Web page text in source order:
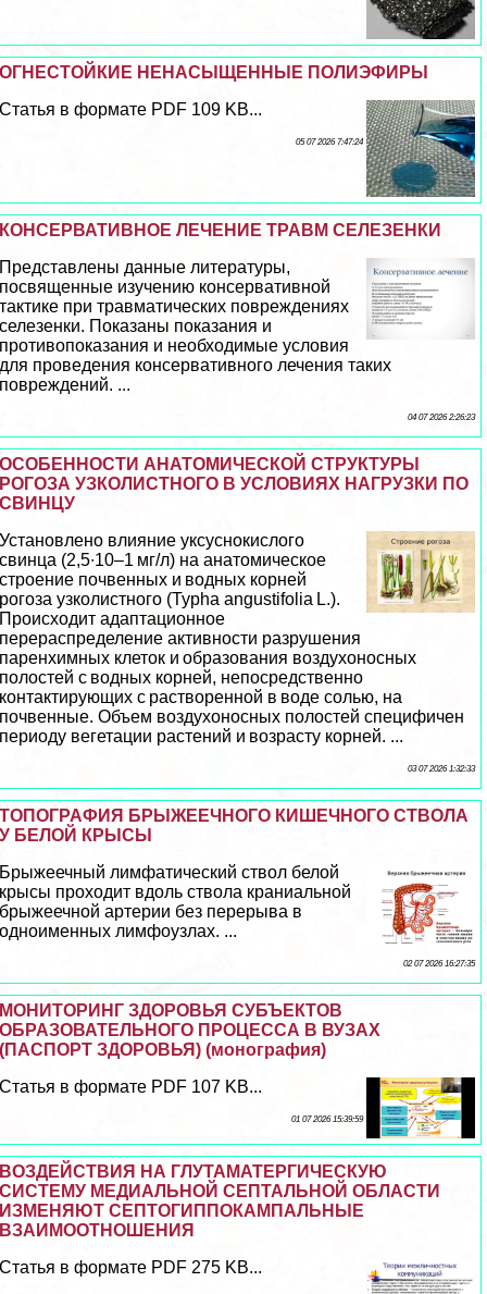
ОГНЕСТОЙКИЕ НЕНАСЫЩЕННЫЕ ПОЛИЭФИРЫ
Статья в формате PDF 109 KB...
05 07 2026 7:47:24
КОНСЕРВАТИВНОЕ ЛЕЧЕНИЕ ТРАВМ СЕЛЕЗЕНКИ
Представлены данные литературы,
посвященные изучению консервативной
тактике при травматических повреждениях
селезенки. Показаны показания и
противопоказания и необходимые условия
для проведения консервативного лечения таких
повреждений. ...
04 07 2026 2:26:23
ОСОБЕННОСТИ АНАТОМИЧЕСКОЙ СТРУКТУРЫ
РОГОЗА УЗКОЛИСТНОГО В УСЛОВИЯХ НАГРУЗКИ ПО
СВИНЦУ
Установлено влияние уксуснокислого
свинца (2,5∙10–1 мг/л) на анатомическое
строение почвенных и водных корней
рогоза узколистного (Typha angustifolia L.).
Происходит адаптационное
перераспределение активности разрушения
паренхимных клеток и образования воздухоносных
полостей с водных корней, непосредственно
контактирующих с растворенной в воде солью, на
почвенные. Объем воздухоносных полостей специфичен
периоду вегетации растений и возрасту корней. ...
03 07 2026 1:32:33
ТОПОГРАФИЯ БРЫЖЕЕЧНОГО КИШЕЧНОГО СТВОЛА
У БЕЛОЙ КРЫСЫ
Брыжеечный лимфатический ствол белой
крысы проходит вдоль ствола краниальной
брыжеечной артерии без перерыва в
одноименных лимфоузлах. ...
02 07 2026 16:27:35
МОНИТОРИНГ ЗДОРОВЬЯ СУБЪЕКТОВ
ОБРАЗОВАТЕЛЬНОГО ПРОЦЕССА В ВУЗАХ
(ПАСПОРТ ЗДОРОВЬЯ) (монография)
Статья в формате PDF 107 KB...
01 07 2026 15:39:59
ВОЗДЕЙСТВИЯ НА ГЛУТАМАТЕРГИЧЕСКУЮ
СИСТЕМУ МЕДИАЛЬНОЙ СЕПТАЛЬНОЙ ОБЛАСТИ
ИЗМЕНЯЮТ СЕПТОГИППОКАМПАЛЬНЫЕ
ВЗАИМООТНОШЕНИЯ
Статья в формате PDF 275 KB...